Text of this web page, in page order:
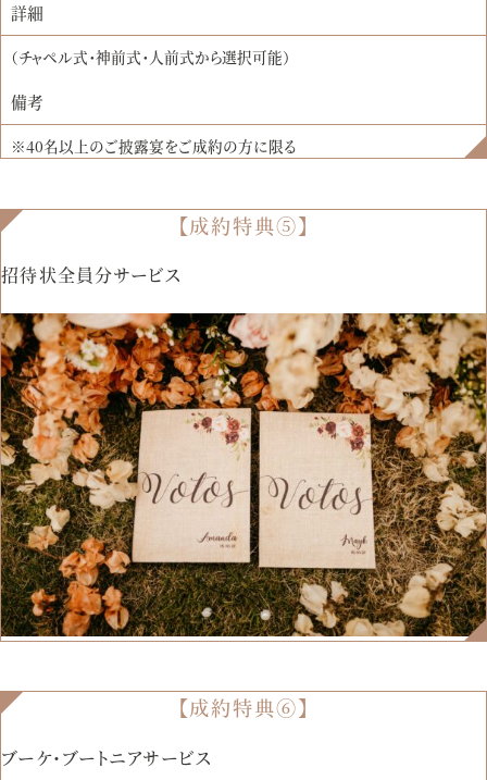
詳細
（チャペル式・神前式・人前式から選択可能）
備考
※40名以上のご披露宴をご成約の方に限る
【成約特典⑤】
招待状全員分サービス
【成約特典⑥】
ブーケ・ブートニアサービス